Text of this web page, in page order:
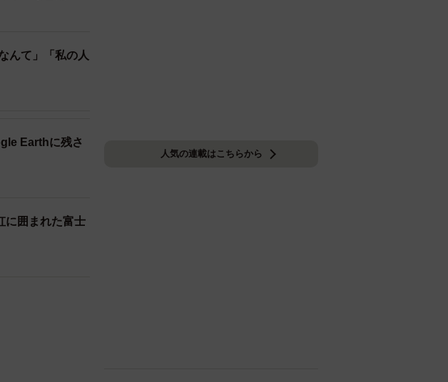
カメラで撮影
が最初だと思
撮影できるこ
んて」「私の人
に囲まれた富士
人気の連載はこちらから